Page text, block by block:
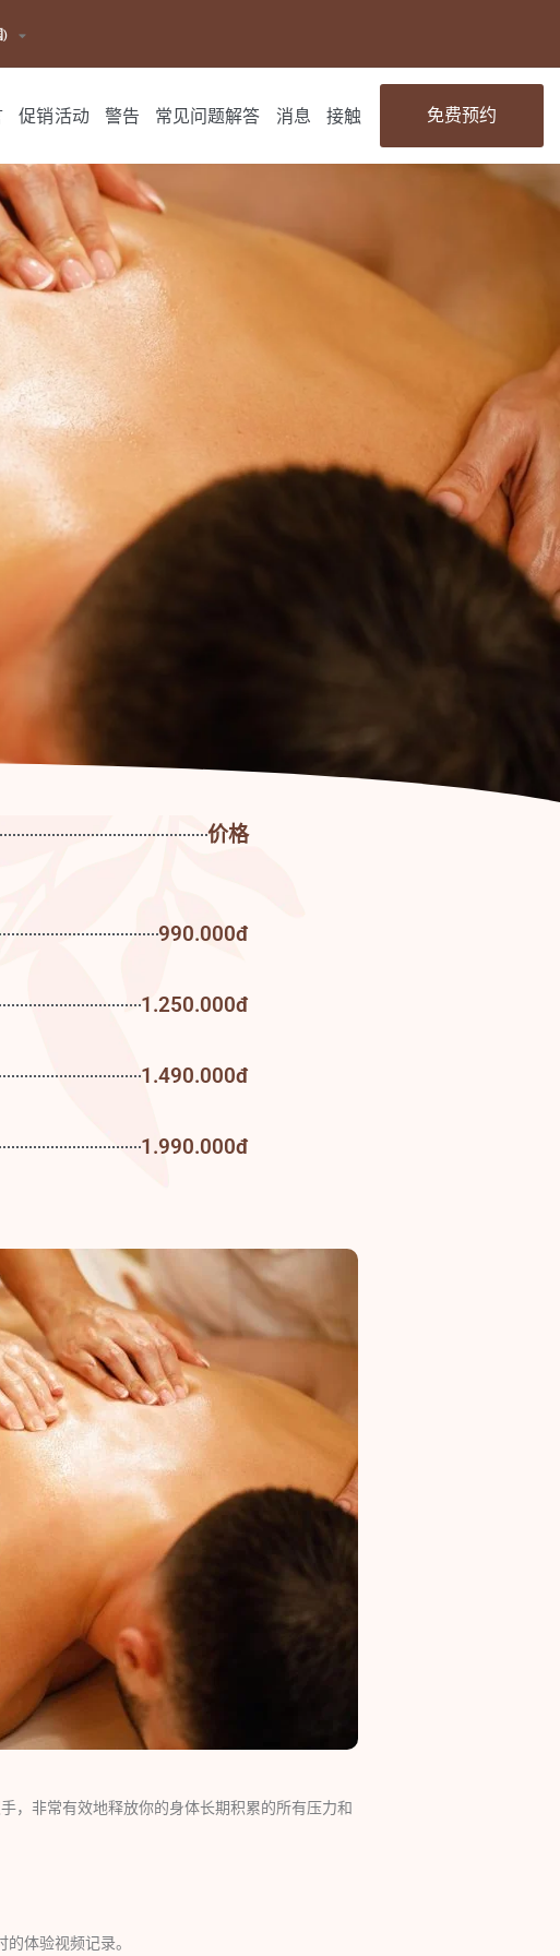
)
促销活动 警告 常见问题解答 消息 接触 免费预约
价格
990.000đ
1.250.000đ
1.490.000đ
1.990.000đ
，非常有效地释放你的身体长期积累的所有压力和
体验视频记录。